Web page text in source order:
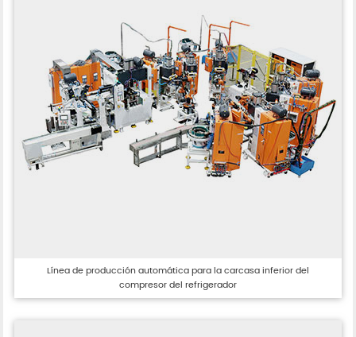
Línea de producción automática para la carcasa inferior del
compresor del refrigerador